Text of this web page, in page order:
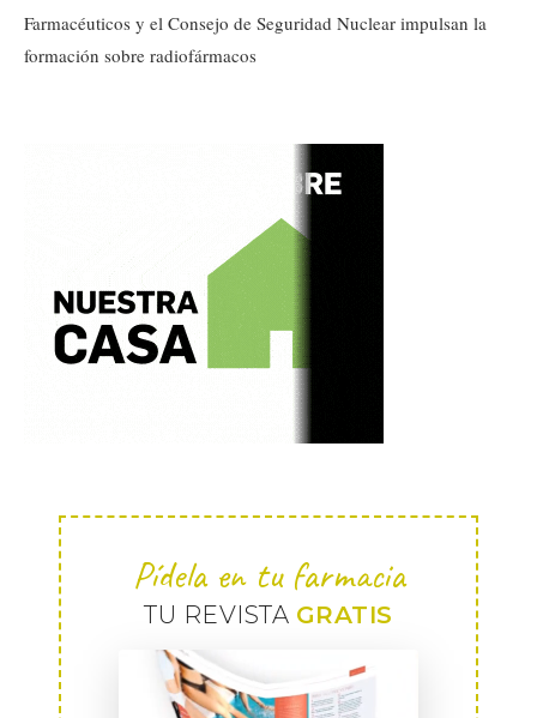
Farmacéuticos y el Consejo de Seguridad Nuclear impulsan la
formación sobre radiofármacos
Pídela en tu farmacia
TU REVISTA GRATIS